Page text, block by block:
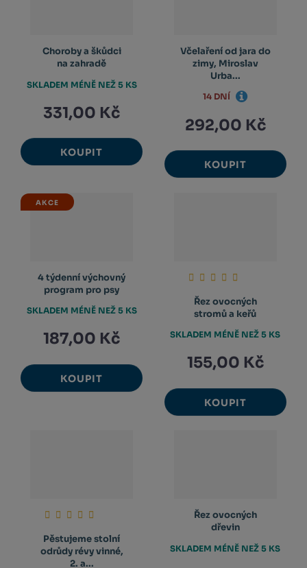
Choroby a škůdci
na zahradě
331,00 Kč
KOUPIT
SKLADEM MÉNĚ NEŽ 5 KS
Včelaření od jara do
zimy, Miroslav
Urba...
292,00 Kč
KOUPIT
14 DNÍ
AKCE
4 týdenní výchovný
program pro psy
187,00 Kč
KOUPIT
SKLADEM MÉNĚ NEŽ 5 KS
Řez ovocných
stromů a keřů
155,00 Kč
KOUPIT
SKLADEM MÉNĚ NEŽ 5 KS
Pěstujeme stolní
odrůdy révy vinné,
2. a...
Řez ovocných
dřevin
SKLADEM MÉNĚ NEŽ 5 KS